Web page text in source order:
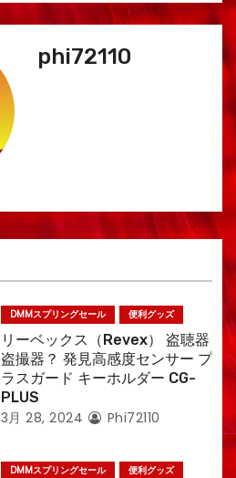
phi72110
DMMスプリングセール 便利グッズ
リーベックス（Revex） 盗聴器
盗撮器？ 発見高感度センサー プ
ラスガード キーホルダー CG-
PLUS
3月 28, 2024 Phi72110
DMMスプリングセール 便利グッズ